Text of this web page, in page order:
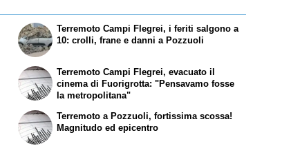
Terremoto Campi Flegrei, i feriti salgono a
10: crolli, frane e danni a Pozzuoli
Terremoto Campi Flegrei, evacuato il
cinema di Fuorigrotta: "Pensavamo fosse
la metropolitana"
Terremoto a Pozzuoli, fortissima scossa!
Magnitudo ed epicentro